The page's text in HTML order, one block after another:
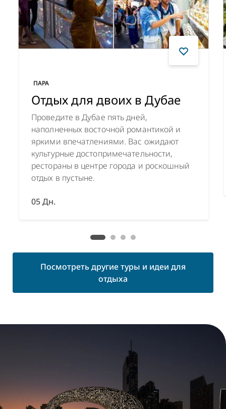
ПАРА
Отдых для двоих в Дубае
Проведите в Дубае пять дней,
наполненных восточной романтикой и
яркими впечатлениями. Вас ожидают
культурные достопримечательности,
рестораны в центре города и роскошный
отдых в пустыне.
05 Дн.
Посмотреть другие туры и идеи для
отдыха